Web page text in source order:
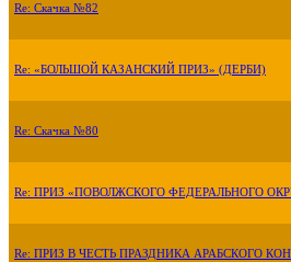
Re: Скачка №82
Re: «БОЛЬШОЙ КАЗАНСКИЙ ПРИЗ» (ДЕРБИ)
Re: Скачка №80
Re: ПРИЗ «ПОВОЛЖСКОГО ФЕДЕРАЛЬНОГО
Re: ПРИЗ В ЧЕСТЬ ПРАЗДНИКА АРАБСКОГО